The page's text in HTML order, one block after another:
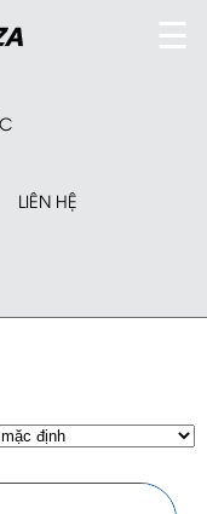
☰
LIÊN HỆ